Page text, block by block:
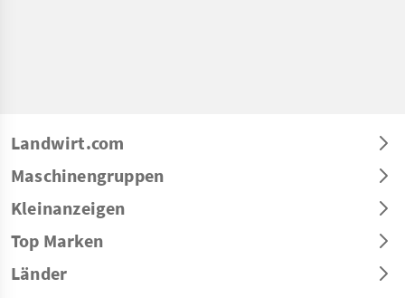
Landwirt.com
Maschinengruppen
Kleinanzeigen
Top Marken
Länder